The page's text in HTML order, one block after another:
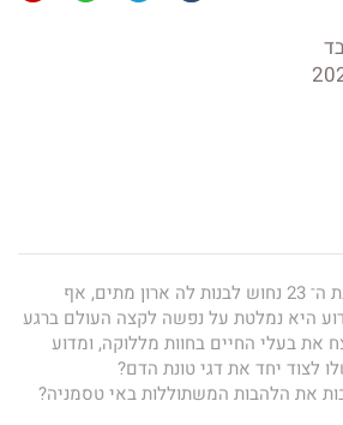
מדוע אחיה של שרלוט בת ה־ 23 נחוש לבנות לה ארון מתים, אף
היא נמלטת על נפשה לקצה העולם ברגע
את בעלי החיים בחוות מללוקה, ומדוע
לצוד יחד את דגי טונת הדם?
את הלהבות המשתוללות באי טסמניה?